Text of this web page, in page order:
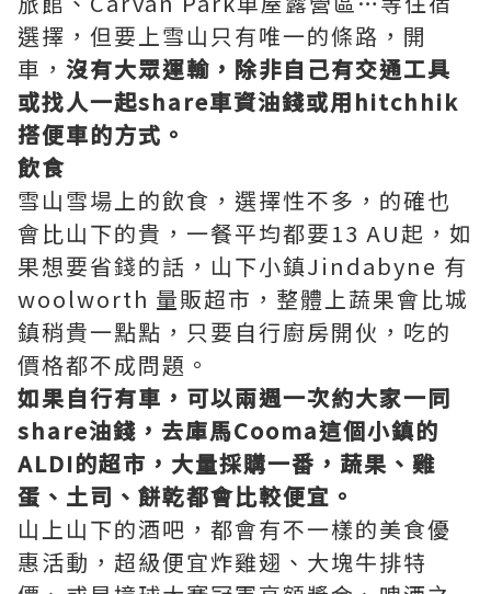
選擇，但要上雪山只有唯一的條路，開
車， 沒有大眾運輸，除非自己有交通工具
或找人一起share車資油錢或用hitchhik
搭便車的方式。
飲食
雪山雪場上的飲食，選擇性不多，的確也
會比山下的貴，一餐平均都要13 AU起，如
果想要省錢的話，山下小鎮Jindabyne 有
woolworth 量販超市，整體上蔬果會比城
鎮稍貴一點點，只要自行廚房開伙，吃的
價格都不成問題。
如果自行有車，可以兩週一次約大家一同
share油錢，去庫馬Cooma這個小鎮的
ALDI的超市，大量採購一番，蔬果、雞
蛋、土司、餅乾都會比較便宜。
山上山下的酒吧，都會有不一樣的美食優
惠活動，超級便宜炸雞翅、大塊牛排特